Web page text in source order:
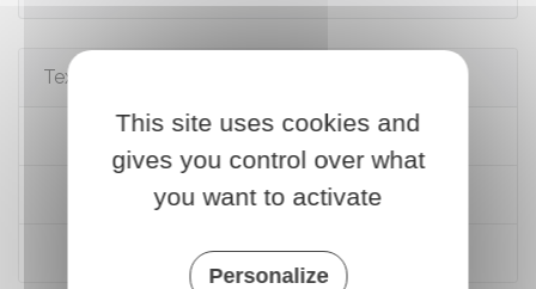
Textes de référence
Code civil : articles 403 à 408-1
Code civil : articles 382 à 386
Code civil : articles 387 à 387-6
This site uses cookies and
gives you control over what
you want to activate
Personalize